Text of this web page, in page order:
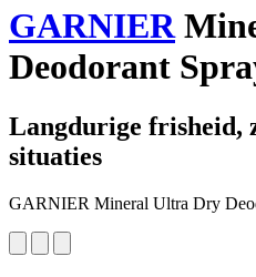
GARNIER
Deodorant
Langdurige frisheid,
situaties
GARNIER Mineral Ultra Dry